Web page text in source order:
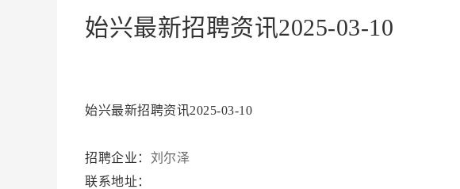
始兴最新招聘资讯2025-03-10
始兴最新招聘资讯2025-03-10
招聘企业： 刘尔泽
联系地址：